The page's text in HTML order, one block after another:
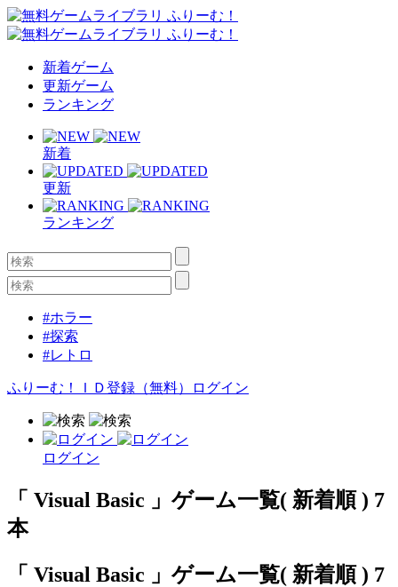
新着ゲーム
更新ゲーム
ランキング
新着
更新
ランキング
#ホラー
#探索
#レトロ
ふりーむ！ＩＤ登録（無料） ログイン
ログイン
「 Visual Basic 」ゲーム一覧( 新着順 ) 7
本
「 Visual Basic 」ゲーム一覧( 新着順 ) 7